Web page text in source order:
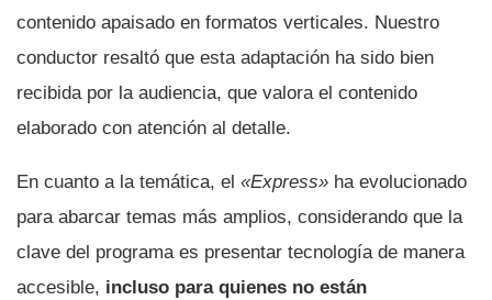
contenido apaisado en formatos verticales. Nuestro
conductor resaltó que esta adaptación ha sido bien
recibida por la audiencia, que valora el contenido
elaborado con atención al detalle.
En cuanto a la temática, el «Express» ha evolucionado
para abarcar temas más amplios, considerando que la
clave del programa es presentar tecnología de manera
accesible, incluso para quienes no están